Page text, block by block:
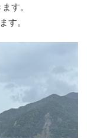
す。
す。